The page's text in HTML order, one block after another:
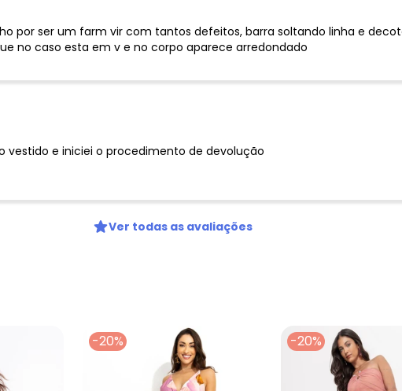
por ser um farm vir com tantos defeitos, barra soltando linha e
no caso esta em v e no corpo aparece arredondado
vestido e iniciei o procedimento de devolução
Ver todas as avaliações
-20% -20%